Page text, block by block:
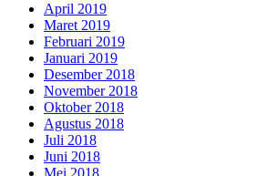
April 2019
Maret 2019
Februari 2019
Januari 2019
Desember 2018
November 2018
Oktober 2018
Agustus 2018
Juli 2018
Juni 2018
Mei 2018